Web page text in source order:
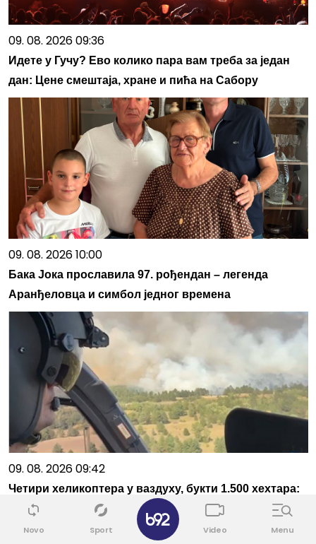
09. 08. 2026 09:36
Идете у Гучу? Ево колико пара вам треба за један
дан: Цене смештаја, хране и пића на Сабору
09. 08. 2026 10:00
Бака Јока прославила 97. рођендан – легенда
Аранђеловца и симбол једног времена
09. 08. 2026 09:42
Четири хеликоптера у ваздуху, букти 1.500 хехтара:
Дачић објавио драматичан снимак из Делиблатске
пешчаре: Уморни су, али не стају
Novo Sport Video Menu
✕